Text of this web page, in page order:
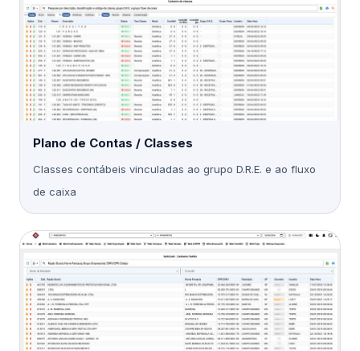
Plano de Contas / Classes
Classes contábeis vinculadas ao grupo D.R.E. e ao fluxo
de caixa